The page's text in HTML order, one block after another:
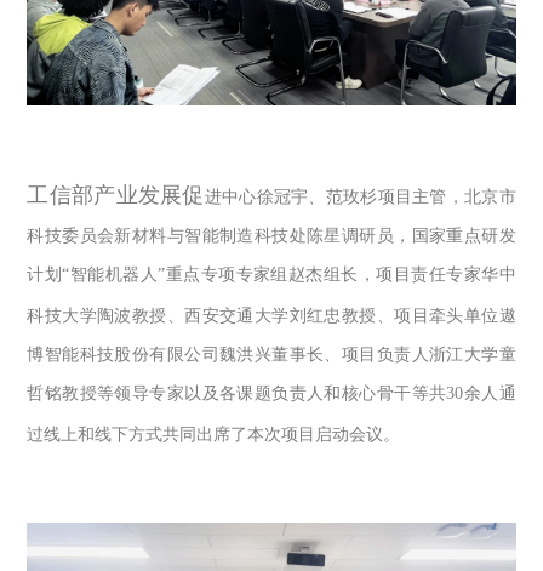
工信部产业发展促 进中心徐冠宇、范玫杉项目主管，北京市
科技委员会新材料与智能制造科技处陈星调研员，国家重点研发
计划“智能机器人”重点专项专家组赵杰组长，项目责任专家华中
科技大学陶波教授、西安交通大学刘红忠教授、项目牵头单位遨
博智能科技股份有限公司魏洪兴董事长、项目负责人浙江大学童
哲铭教授等领导专家以及各课题负责人和核心骨干等共30余人通
过线上和线下方式共同出席了本次项目启动会议。